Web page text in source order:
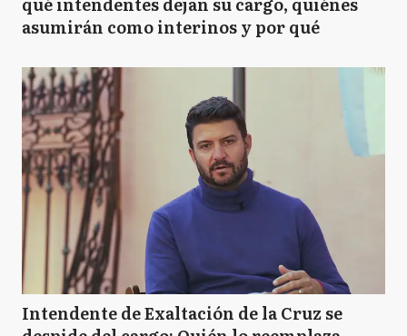
asumirán como interinos y por qué
Intendente de Exaltación de la Cruz se